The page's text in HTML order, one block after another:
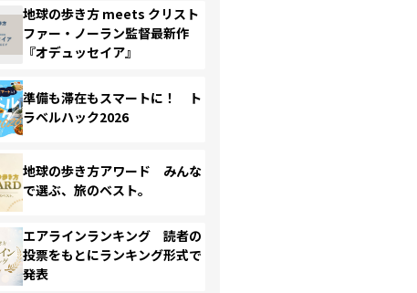
地球の歩き方 meets クリスト
ファー・ノーラン監督最新作
『オデュッセイア』
準備も滞在もスマートに！ ト
ラベルハック2026
地球の歩き方アワード みんな
で選ぶ、旅のベスト。
エアラインランキング 読者の
投票をもとにランキング形式で
発表